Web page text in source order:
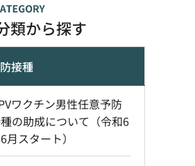
類から探す
接種
ワクチン男性任意予防
の助成について（令和6
月スタート）